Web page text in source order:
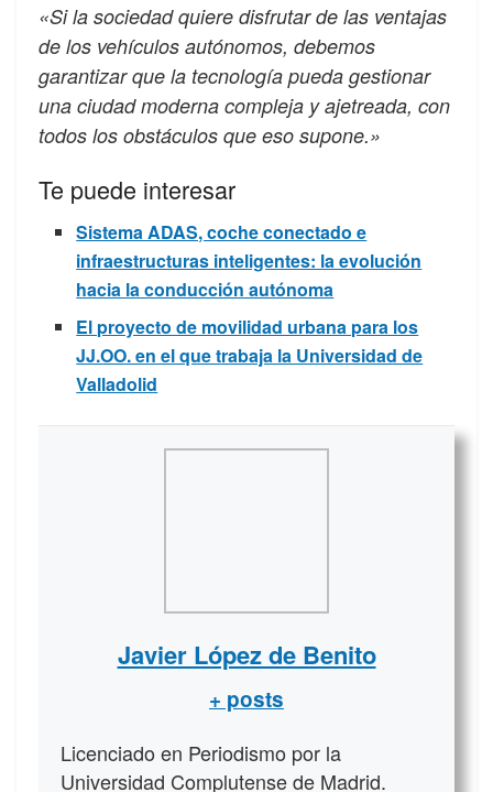
«Si la sociedad quiere disfrutar de las ventajas
de los vehículos autónomos, debemos
garantizar que la tecnología pueda gestionar
una ciudad moderna compleja y ajetreada, con
todos los obstáculos que eso supone.»
Te puede interesar
Sistema ADAS, coche conectado e
infraestructuras inteligentes: la evolución
hacia la conducción autónoma
El proyecto de movilidad urbana para los
JJ.OO. en el que trabaja la Universidad de
Valladolid
Javier López de Benito
+ posts
Licenciado en Periodismo por la
Universidad Complutense de Madrid.